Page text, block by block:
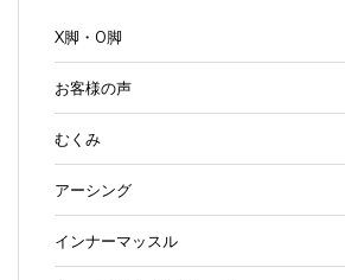
X脚・O脚
お客様の声
むくみ
アーシング
インナーマッスル